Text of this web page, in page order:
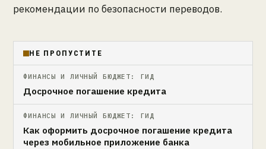
рекомендации по безопасности переводов.
НЕ ПРОПУСТИТЕ
ФИНАНСЫ И ЛИЧНЫЙ БЮДЖЕТ: ГИД
Досрочное погашение кредита
ФИНАНСЫ И ЛИЧНЫЙ БЮДЖЕТ: ГИД
Как оформить досрочное погашение кредита
через мобильное приложение банка